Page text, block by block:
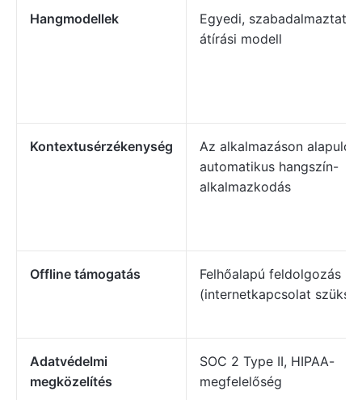
Hangmodellek
Egyedi,
átírási modell
Kontextusérzékenység
Az alkalmazáson alapuló
automatikus hangszín-
alkalmazkodás
Offline támogatás
Felhőalapú feldolgozás
(internetkapcsolat
Adatvédelmi
megközelítés
SOC 2 Type II, HIPAA-
megfelelőség